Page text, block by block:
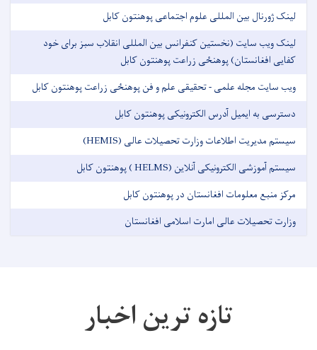
لینک ژورنال بین المللی علوم اجتماعی پوهنتون کابل
لینک ویب سایت (نخستین کنفرانس بین المللی انقلاب سبز برای خود
کفایی افغانستان) پوهنځی زراعت پوهنتون کابل
ویب سایت مجله علمی - تحقیقی علم و فن پوهنځی زراعت پوهنتون کابل
دسترسی به ایمیل آدرس الکترونیکی پوهنتون کابل
سیستم مدیریت اطلاعات وزارت تحصیلات عالی (HEMIS)
سیستم آموزشی الکترونیکی آنلاین (HELMS ) پوهنتون کابل
مرکز منبع معلومات افغانستان در پوهنتون کابل
وزارت تحصیلات عالی امارت اسلامی افغانستان
تازه ترین اخبار